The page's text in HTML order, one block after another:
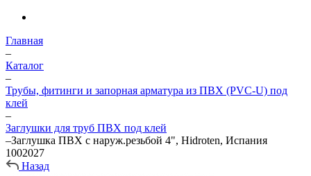
Главная
–
Каталог
–
Трубы, фитинги и запорная арматура из ПВХ (PVC-U) под
клей
–
Заглушки для труб ПВХ под клей
–Заглушка ПВХ с наруж.резьбой 4", Hidroten, Испания
1002027
Назад